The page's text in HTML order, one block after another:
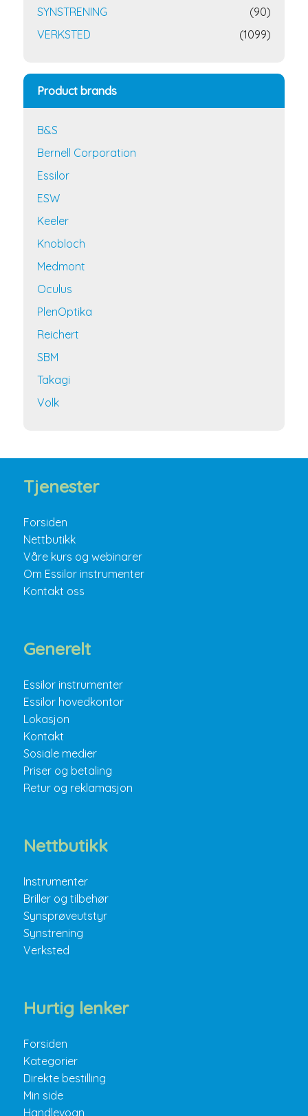
SYNSTRENING
(90)
VERKSTED
(1099)
Product brands
B&S
Bernell Corporation
Essilor
ESW
Keeler
Knobloch
Medmont
Oculus
PlenOptika
Reichert
SBM
Takagi
Volk
Tjenester
Forsiden
Nettbutikk
Våre kurs og webinarer
Om Essilor instrumenter
Kontakt oss
Generelt
Essilor instrumenter
Essilor hovedkontor
Lokasjon
Kontakt
Sosiale medier
Priser og betaling
Retur og reklamasjon
Nettbutikk
Instrumenter
Briller og tilbehør
Synsprøveutstyr
Synstrening
Verksted
Hurtig lenker
Forsiden
Kategorier
Direkte bestilling
Min side
Handlevogn